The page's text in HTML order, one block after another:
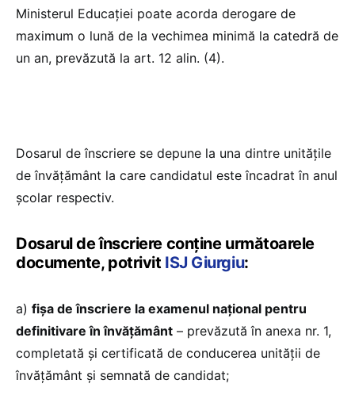
Ministerul Educaţiei poate acorda derogare de
maximum o lună de la vechimea minimă la catedră de
un an, prevăzută la art. 12 alin. (4).
Dosarul de înscriere se depune la una dintre unităţile
de învăţământ la care candidatul este încadrat în anul
şcolar respectiv.
Dosarul de înscriere conține următoarele
documente, potrivit ISJ Giurgiu:
a) fişa de înscriere la examenul naţional pentru
definitivare în învăţământ – prevăzută în anexa nr. 1,
completată şi certificată de conducerea unităţii de
învăţământ şi semnată de candidat;